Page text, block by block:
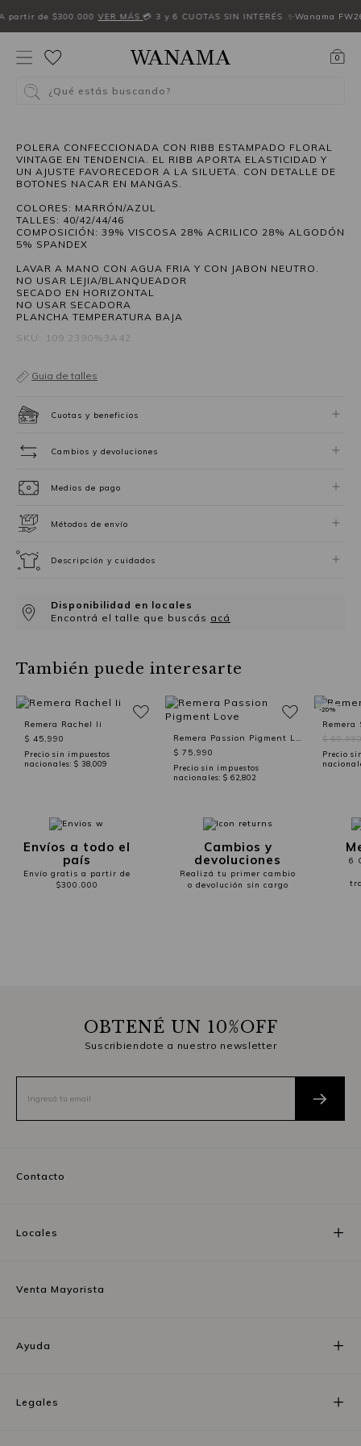
partir de $300.000 VER MÁS 💳 3 y 6 CUOTAS SIN INTERÉS ✨Wanama
0
¿Qué estás buscando?
POLERA CONFECCIONADA CON RIBB ESTAMPADO FLORAL
VINTAGE EN TENDENCIA. EL RIBB APORTA ELASTICIDAD Y
UN AJUSTE FAVORECEDOR A LA SILUETA. CON DETALLE DE
BOTONES NACAR EN MANGAS.
COLORES: MARRÓN/AZUL
TALLES: 40/42/44/46
COMPOSICIÓN: 39% VISCOSA 28% ACRILICO 28% ALGODÓN
5% SPANDEX
LAVAR A MANO CON AGUA FRIA Y CON JABON NEUTRO.
NO USAR LEJIA/BLANQUEADOR
SECADO EN HORIZONTAL
NO USAR SECADORA
PLANCHA TEMPERATURA BAJA
SKU: 109.2390%3A42
Guia de talles
Cuotas y beneficios
Cambios y devoluciones
Medios de pago
Métodos de envío
Descripción y cuidados
Disponibilidad en locales
Encontrá el talle que buscás acá
También puede interesarte
Remera Rachel Ii
$ 45,990
Precio sin impuestos
nacionales: $ 38,009
$ 75,990
Precio sin impuestos
nacionales: $ 62,802
Remera
$
Precio
-20%
Envíos a todo el
país
Envío gratis a partir de
$300.000
Cambios y
devoluciones
Realizá tu primer cambio
o devolución sin cargo
6
OBTENÉ UN 10%OFF
Suscribiendote a nuestro newsletter
Contacto
Locales
Venta Mayorista
Ayuda
Legales